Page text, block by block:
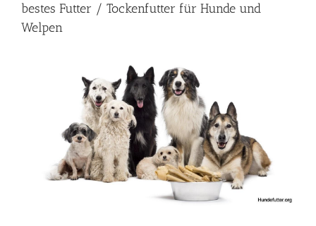
bestes Futter / Tockenfutter für Hunde und
Welpen